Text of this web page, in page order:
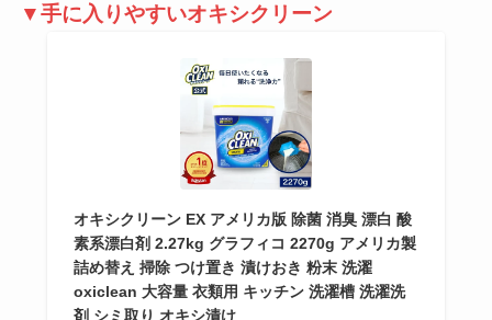
▼手に入りやすいオキシクリーン
オキシクリーン EX アメリカ版 除菌 消臭 漂白 酸
素系漂白剤 2.27kg グラフィコ 2270g アメリカ製
詰め替え 掃除 つけ置き 漬けおき 粉末 洗濯
oxiclean 大容量 衣類用 キッチン 洗濯槽 洗濯洗
剤 シミ取り オキシ漬け